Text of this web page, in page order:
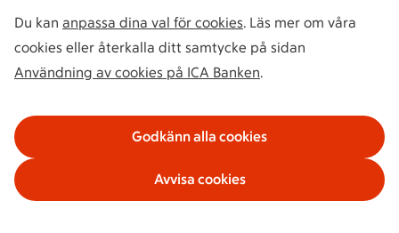
Du kan anpassa dina val för cookies. Läs mer om våra
cookies eller återkalla ditt samtycke på sidan
Användning av cookies på ICA Banken.
Godkänn alla cookies
Avvisa cookies